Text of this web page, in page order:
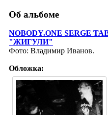
Об альбоме
NOBODY.ONE SERGE
"ЖИГУЛИ"
Фото: Владимир Иванов.
Обложка: